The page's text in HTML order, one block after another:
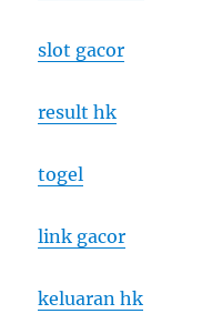
slot gacor
result hk
togel
link gacor
keluaran hk